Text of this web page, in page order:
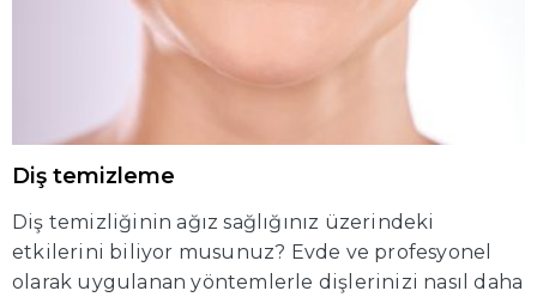
Diş temizleme
Diş temizliğinin ağız sağlığınız üzerindeki
etkilerini biliyor musunuz? Evde ve profesyonel
olarak uygulanan yöntemlerle dişlerinizi nasıl daha